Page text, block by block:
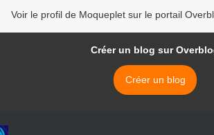
Voir le profil de Moqueplet sur le portail
Créer un blog sur
Créer un blog